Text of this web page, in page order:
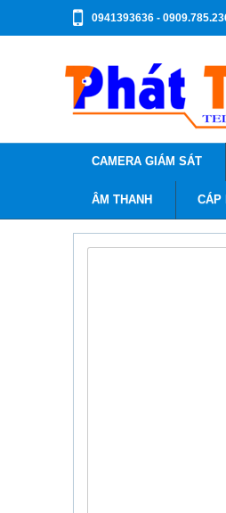
0941393636 -
CAMERA GIÁM SÁT
ÂM THANH CÁP